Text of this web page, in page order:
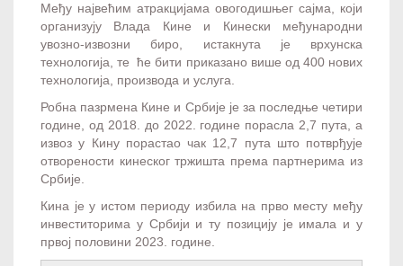
Међу највећим атракцијама овогодишњег сајма, који
организују Влада Кине и Кинески међународни
увозно-извозни биро, истакнута је врхунска
технологија, те ће бити приказано више од 400 нових
технологија, производа и услуга.
Робна пазрмена Кине и Србије је за последње четири
године, од 2018. до 2022. године порасла 2,7 пута, а
извоз у Кину порастао чак 12,7 пута што потврђује
отворености кинеског тржишта према партнерима из
Србије.
Кина је у истом периоду избила на прво месту међу
инвеститорима у Србији и ту позицију је имала и у
првој половини 2023. године.